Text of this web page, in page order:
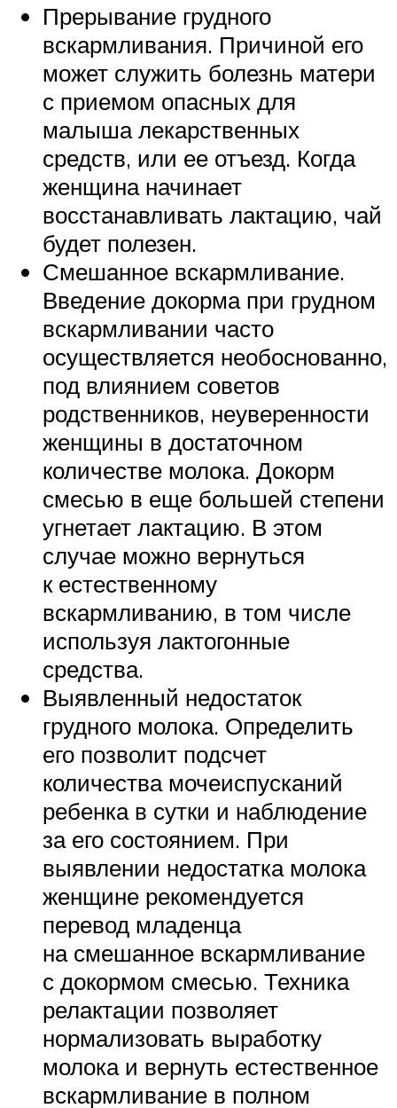
Прерывание грудного
вскармливания. Причиной его
может служить болезнь матери
с приемом опасных для
малыша лекарственных
средств, или ее отъезд. Когда
женщина начинает
восстанавливать лактацию, чай
будет полезен.
Смешанное вскармливание.
Введение докорма при грудном
вскармливании часто
осуществляется необоснованно,
под влиянием советов
родственников, неуверенности
женщины в достаточном
количестве молока. Докорм
смесью в еще большей степени
угнетает лактацию. В этом
случае можно вернуться
к естественному
вскармливанию, в том числе
используя лактогонные
средства.
Выявленный недостаток
грудного молока. Определить
его позволит подсчет
количества мочеиспусканий
ребенка в сутки и наблюдение
за его состоянием. При
выявлении недостатка молока
женщине рекомендуется
перевод младенца
на смешанное вскармливание
с докормом смесью. Техника
релактации позволяет
нормализовать выработку
молока и вернуть естественное
вскармливание в полном